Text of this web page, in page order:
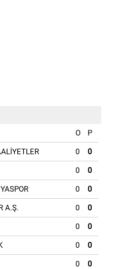
O P
0 0
0 0
0 0
A.Ş. 0 0
0 0
0 0
0 0